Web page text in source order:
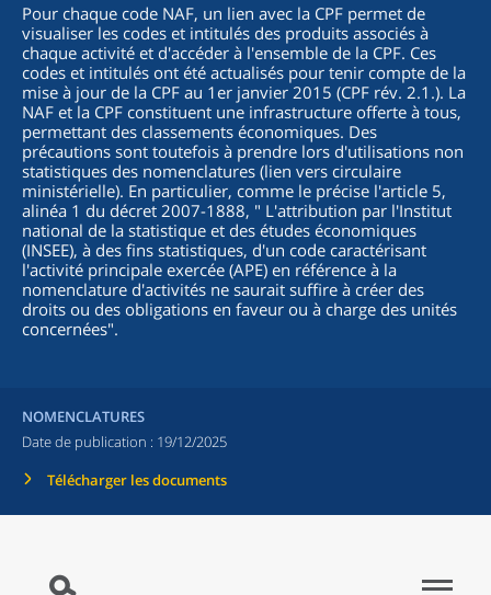
Pour chaque code NAF, un lien avec la CPF permet de
visualiser les codes et intitulés des produits associés à
chaque activité et d'accéder à l'ensemble de la CPF. Ces
codes et intitulés ont été actualisés pour tenir compte de la
mise à jour de la CPF au 1er janvier 2015 (CPF rév. 2.1.). La
NAF et la CPF constituent une infrastructure offerte à tous,
permettant des classements économiques. Des
précautions sont toutefois à prendre lors d'utilisations non
statistiques des nomenclatures (lien vers circulaire
ministérielle). En particulier, comme le précise l'article 5,
alinéa 1 du décret 2007-1888, " L'attribution par l'Institut
national de la statistique et des études économiques
(INSEE), à des fins statistiques, d'un code caractérisant
l'activité principale exercée (APE) en référence à la
nomenclature d'activités ne saurait suffire à créer des
droits ou des obligations en faveur ou à charge des unités
concernées".
NOMENCLATURES
Date de publication : 19/12/2025
Télécharger les documents